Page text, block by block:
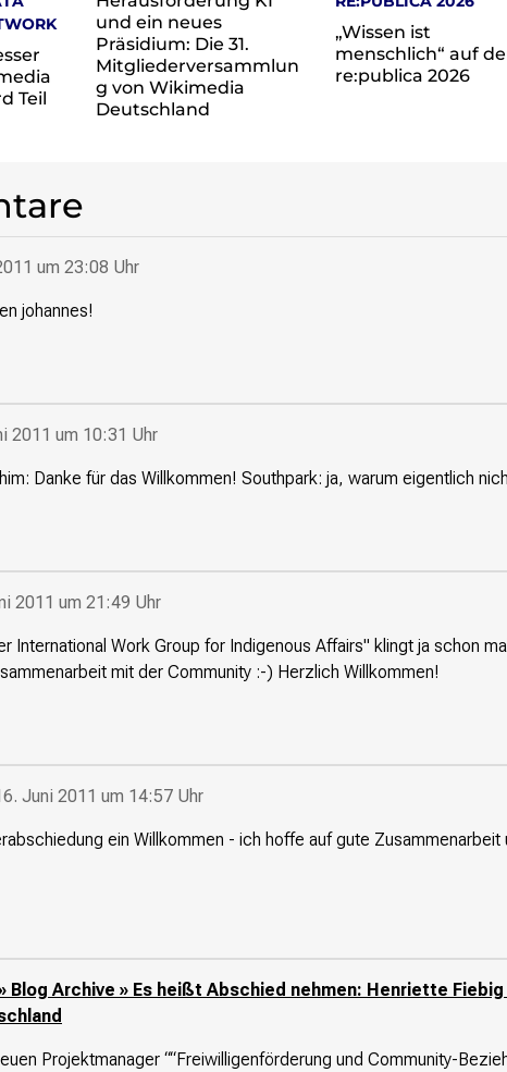
Teil
und ein neues
Präsidium: Die 31.
Mitgliederversammlun
g von Wikimedia
Deutschland
„Wissen ist
menschlich“ auf
re:publica 2026
um 23:08 Uhr
johannes!
2011 um 10:31 Uhr
Danke für das Willkommen! Southpark: ja, warum eigentlich
2011 um 21:49 Uhr
International Work Group for Indigenous Affairs" klingt ja schon
mit der Community :-) Herzlich Willkommen!
Juni 2011 um 14:57 Uhr
ein Willkommen - ich hoffe auf gute
Blog Archive » Es heißt Abschied nehmen: Henriette
Projektmanager ““Freiwilligenförderung und Community-